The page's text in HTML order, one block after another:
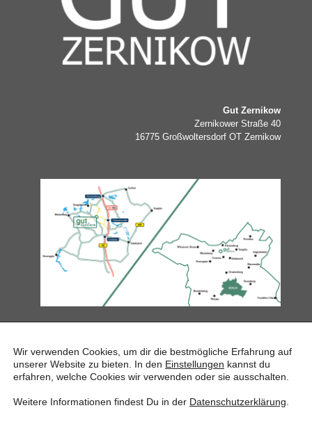
Gut Zernikow
Zernikower Straße 40
16775 Großwoltersdorf OT Zernikow
ANGEBOTE & AKTIVITÄTEN
VERANSTALTUNGEN
AUSSTELLUNGEN
GESCHICHTE & GESCHICHTEN
Wir verwenden Cookies, um dir die bestmögliche Erfahrung auf
unserer Website zu bieten. In den Einstellungen kannst du
erfahren, welche Cookies wir verwenden oder sie ausschalten.
Weitere Informationen findest Du in der Datenschutzerklärung